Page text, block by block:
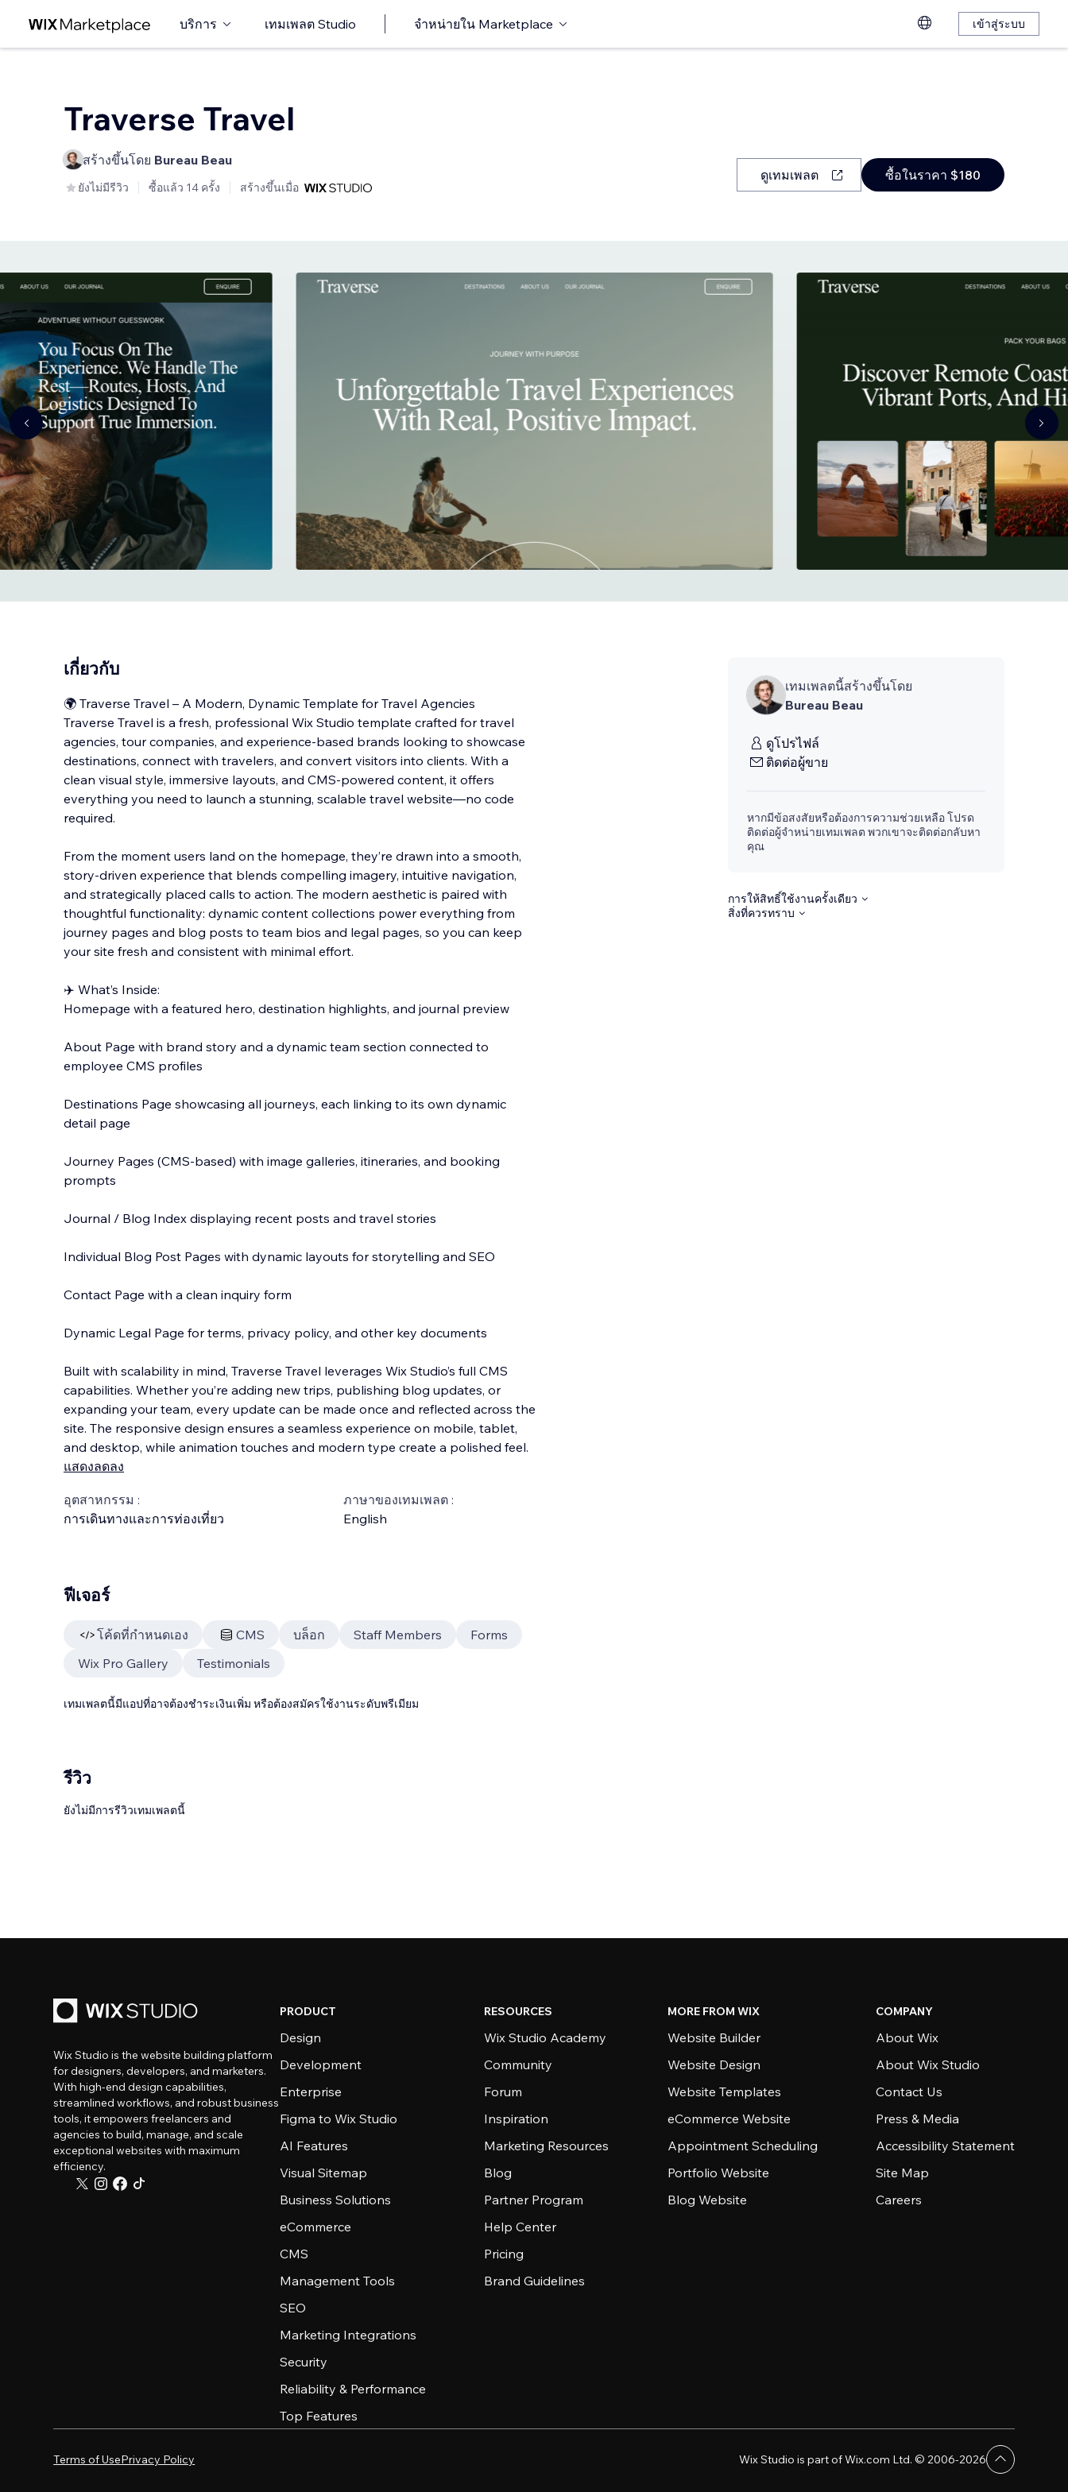
บริการ เทมเพลต Studio จำหน่ายใน Marketplace เข้าสู่ระบบ
Traverse Travel
สร้างขึ้นโดย Bureau Beau
ยังไม่มีรีวิว ซื้อแล้ว 14 ครั้ง สร้างขึ้นเมื่อ
ดูเทมเพลต ซื้อในราคา $180
เกี่ยวกับ
🌍 Traverse Travel – A Modern, Dynamic Template for Travel Agencies
Traverse Travel is a fresh, professional Wix Studio template crafted for travel
agencies, tour companies, and experience-based brands looking to showcase
destinations, connect with travelers, and convert visitors into clients. With a
clean visual style, immersive layouts, and CMS-powered content, it offers
everything you need to launch a stunning, scalable travel website—no code
required.
From the moment users land on the homepage, they’re drawn into a smooth,
story-driven experience that blends compelling imagery, intuitive navigation,
and strategically placed calls to action. The modern aesthetic is paired with
thoughtful functionality: dynamic content collections power everything from
journey pages and blog posts to team bios and legal pages, so you can keep
your site fresh and consistent with minimal effort.
✈️ What’s Inside:
Homepage with a featured hero, destination highlights, and journal preview
About Page with brand story and a dynamic team section connected to
employee CMS profiles
Destinations Page showcasing all journeys, each linking to its own dynamic
detail page
Journey Pages (CMS-based) with image galleries, itineraries, and booking
prompts
Journal / Blog Index displaying recent posts and travel stories
Individual Blog Post Pages with dynamic layouts for storytelling and SEO
Contact Page with a clean inquiry form
Dynamic Legal Page for terms, privacy policy, and other key documents
Built with scalability in mind, Traverse Travel leverages Wix Studio’s full CMS
capabilities. Whether you’re adding new trips, publishing blog updates, or
expanding your team, every update can be made once and reflected across the
site. The responsive design ensures a seamless experience on mobile, tablet,
and desktop, while animation touches and modern type create a polished feel.
แสดงลดลง
อุตสาหกรรม :
การเดินทางและการท่องเที่ยว
ภาษาของเทมเพลต :
English
เทมเพลตนี้สร้างขึ้นโดย
Bureau Beau
ดูโปรไฟล์
ติดต่อผู้ขาย
หากมีข้อสงสัยหรือต้องการความช่วยเหลือ โปรด
ติดต่อผู้จำหน่ายเทมเพลต พวกเขาจะติดต่อกลับหา
คุณ
การให้สิทธิ์ใช้งานครั้งเดียว
สิ่งที่ควรทราบ
ฟีเจอร์
โค้ดที่กำหนดเอง CMS บล็อก Staff Members
Forms
Wix Pro Gallery
Testimonials
เทมเพลตนี้มีแอปที่อาจต้องชำระเงินเพิ่ม หรือต้องสมัครใช้งานระดับพรีเมียม
รีวิว
ยังไม่มีการรีวิวเทมเพลตนี้
Wix Studio is the website building platform
for designers, developers, and marketers.
With high-end design capabilities,
streamlined workflows, and robust business
tools, it empowers freelancers and
agencies to build, manage, and scale
exceptional websites with maximum
efficiency.
PRODUCT
Design
Development
Enterprise
Figma to Wix Studio
AI Features
Visual Sitemap
Business Solutions
eCommerce
CMS
Management Tools
SEO
Marketing Integrations
Security
Reliability & Performance
Top Features
RESOURCES
Wix Studio Academy
Community
Forum
Inspiration
Marketing Resources
Blog
Partner Program
Help Center
Pricing
Brand Guidelines
MORE FROM WIX
Website Builder
Website Design
Website Templates
eCommerce Website
Appointment Scheduling
Portfolio Website
Blog Website
COMPANY
About Wix
About Wix Studio
Contact Us
Press & Media
Accessibility Statement
Site Map
Careers
Terms of UsePrivacy Policy Wix Studio is part of Wix.com Ltd. © 2006-2026